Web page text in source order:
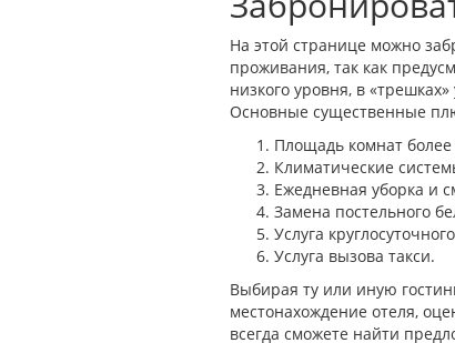
На этой странице можно
проживания, так как
низкого уровня, в
Основные существенные
Площадь комнат
Климатические
Ежедневная уборка и
Замена постельного
Услуга
Услуга вызова такси.
Выбирая ту или иную
местонахождение отеля,
всегда сможете найти